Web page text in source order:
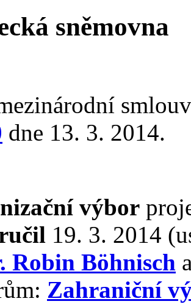
sněmovna
dne 13. 3. 2014.
výbor
19. 3. 2014
Robin Böhnisch
Zahraniční